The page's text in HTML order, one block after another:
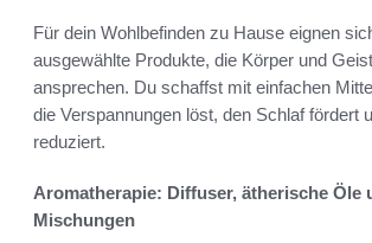
Für dein Wohlbefinden zu Hause eignen
ausgewählte Produkte, die Körper und
ansprechen. Du schaffst mit einfachen
die Verspannungen löst, den Schlaf fördert
reduziert.
Aromatherapie: Diffuser, ätherische Öle
Mischungen